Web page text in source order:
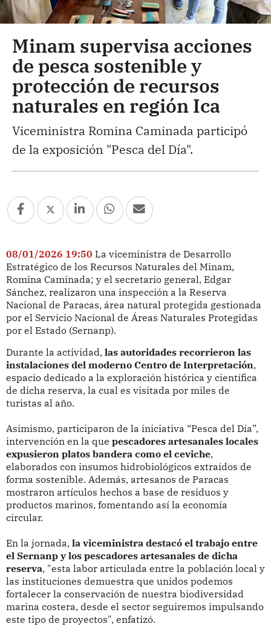
Minam supervisa acciones
de pesca sostenible y
protección de recursos
naturales en región Ica
Viceministra Romina Caminada participó
de la exposición "Pesca del Día".
08/01/2026 19:50 La viceministra de Desarrollo
Estratégico de los Recursos Naturales del Minam,
Romina Caminada; y el secretario general, Edgar
Sánchez, realizaron una inspección a la Reserva
Nacional de Paracas, área natural protegida gestionada
por el Servicio Nacional de Áreas Naturales Protegidas
por el Estado (Sernanp).
Durante la actividad, las autoridades recorrieron las
instalaciones del moderno Centro de Interpretación,
espacio dedicado a la exploración histórica y científica
de dicha reserva, la cual es visitada por miles de
turistas al año.
Asimismo, participaron de la iniciativa “Pesca del Día”,
intervención en la que pescadores artesanales locales
expusieron platos bandera como el ceviche,
elaborados con insumos hidrobiológicos extraídos de
forma sostenible. Además, artesanos de Paracas
mostraron artículos hechos a base de residuos y
productos marinos, fomentando así la economía
circular.
En la jornada, la viceministra destacó el trabajo entre
el Sernanp y los pescadores artesanales de dicha
reserva, "esta labor articulada entre la población local y
las instituciones demuestra que unidos podemos
fortalecer la conservación de nuestra biodiversidad
marina costera, desde el sector seguiremos impulsando
este tipo de proyectos", enfatizó.